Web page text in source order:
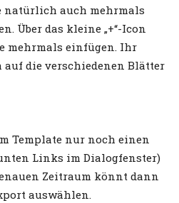
natürlich auch mehrmals
Über das kleine „+“-Icon
mehrmals einfügen. Ihr
auf die verschiedenen Blätter
Template nur noch einen
Links im Dialogfenster)
Zeitraum könnt dann
auswählen.